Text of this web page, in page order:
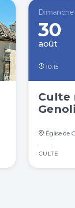
Dimanche
30
août
10:15
Culte
Église de
CULTE